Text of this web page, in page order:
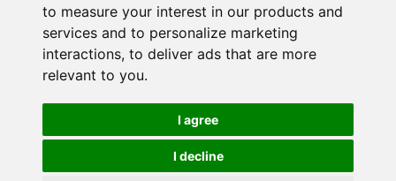
to measure your interest in our products and
services and to personalize marketing
interactions, to deliver ads that are more
relevant to you.
I agree
I decline